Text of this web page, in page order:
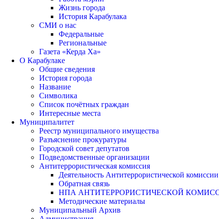
Жизнь города
История Карабулака
СМИ о нас
Федеральные
Региональные
Газета «Керда Ха»
О Карабулаке
Общие сведения
История города
Название
Символика
Список почётных граждан
Интересные места
Муниципалитет
Реестр муниципального имущества
Разъяснение прокуратуры
Городской совет депутатов
Подведомственные организации
Антитеррористическая комиссия
Деятельность Антитеррористической комиссии
Обратная связь
НПА АНТИТЕРРОРИСТИЧЕСКОЙ
Методические материалы
Муниципальный Архив